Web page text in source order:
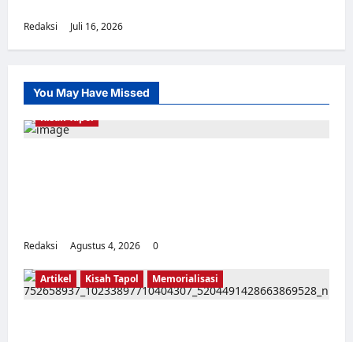
Redaksi Juli 16, 2026
You May Have Missed
Kisah Tapol
Redaksi Agustus 4, 2026 0
Artikel Kisah Tapol Memorialisasi